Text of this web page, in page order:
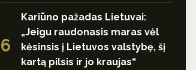
6
Kariūno pažadas Lietuvai:
„Jeigu raudonasis maras vėl
kėsinsis į Lietuvos valstybę, šį
kartą pilsis ir jo kraujas“